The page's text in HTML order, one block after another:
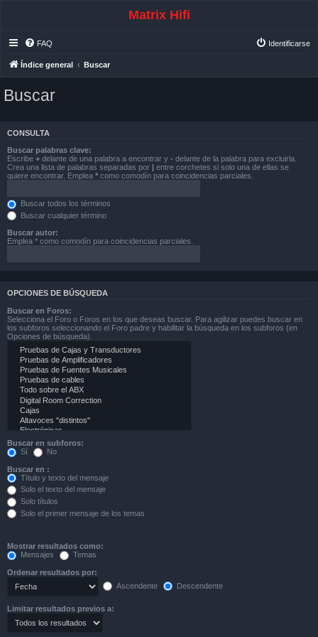
Matrix Hifi
FAQ Identificarse
Índice general Buscar
Buscar
CONSULTA
Buscar palabras clave:
Escribe + delante de una palabra a encontrar y - delante de la palabra para excluirla.
Crea una lista de palabras separadas por | entre corchetes si solo una de ellas se
quiere encontrar. Emplea * como comodín para coincidencias parciales.
Buscar todos los términos
Buscar cualquier término
Buscar autor:
Emplea * como comodín para coincidencias parciales.
OPCIONES DE BÚSQUEDA
Buscar en Foros:
Selecciona el Foro o Foros en los que deseas buscar. Para agilizar puedes buscar en
los subforos seleccionando el Foro padre y habilitar la búsqueda en los subforos (en
Opciones de búsqueda).
Buscar en subforos:
Sí
No
Buscar en :
Título y texto del mensaje
Solo el texto del mensaje
Solo títulos
Solo el primer mensaje de los temas
Mostrar resultados como:
Mensajes
Temas
Ordenar resultados por:
Ascendente
Descendente
Limitar resultados previos a: